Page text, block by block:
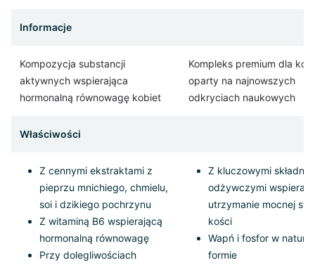
Informacje
Kompozycja substancji
aktywnych wspierająca
hormonalną równowagę kobiet
Kompleks premium dla
oparty na najnowszych
odkryciach naukowych
Właściwości
Z cennymi ekstraktami z
pieprzu mnichiego, chmielu,
soi i dzikiego pochrzynu
Z witaminą B6 wspierającą
hormonalną równowagę
Przy dolegliwościach
Z kluczowymi
odżywczymi
utrzymanie mocnej
kości
Wapń i fosfor w
formie